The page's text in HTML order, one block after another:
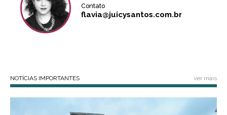
Contato
flavia@juicysantos.com.br
NOTÍCIAS IMPORTANTES ver mais